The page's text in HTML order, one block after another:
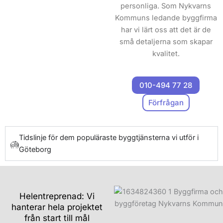
personliga. Som Nykvarns
Kommuns ledande byggfirma
har vi lärt oss att det är de
små detaljerna som skapar
kvalitet.
010-494 77 28
Förfrågan
Tidslinje för dem populäraste byggtjänsterna vi utför i
Göteborg
Helentreprenad: Vi
hanterar hela projektet
från start till mål